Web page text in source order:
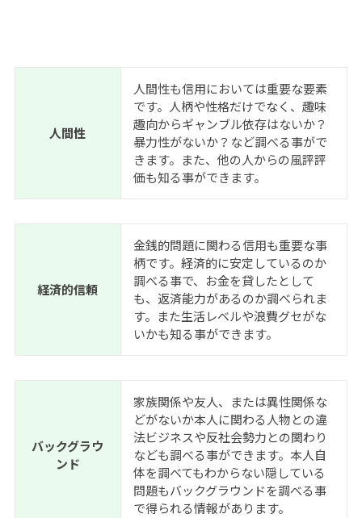
人間性
人間性も信用においては重要な要素
です。人柄や性格だけでなく、趣味
趣向からギャンブル依存はないか？
暴力性がないか？など調べる事がで
きます。また、他の人からの風評評
価も知る事ができます。
経済的信頼
金銭的問題に関わる信用も重要な事
柄です。経済的に安定しているのか
調べる事で、お金を貸したとして
も、返済能力があるのか調べられま
す。また生活レベルや浪費グセがな
いかも知る事ができます。
バックグラウ
ンド
家族関係や友人、または異性関係な
どがないか本人に関わる人物との違
法ビジネスや反社会勢力との関わり
なども調べる事ができます。本人自
体を調べてもわからない隠している
問題もバックグラウンドを調べる事
で得られる情報があります。